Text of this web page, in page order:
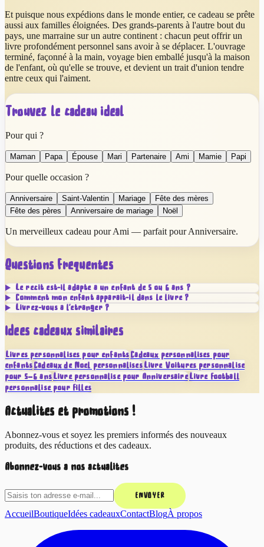
Et puisque nous expédions dans le monde entier, ce cadeau se prête
aussi aux familles éloignées. Des grands-parents à l'autre bout du
pays, une marraine sur un autre continent : chacun peut offrir un
livre profondément personnel sans avoir à se déplacer. L'ouvrage
terminé, façonné à la main, voyage bien emballé jusqu'à la maison
de l'enfant, où qu'elle se trouve, et devient un trait d'union tendre
entre ceux qui l'aiment.
Trouvez le cadeau idéal
Pour qui ?
Maman Papa Épouse Mari Partenaire Ami Mamie Papi
Pour quelle occasion ?
Anniversaire Saint-Valentin Mariage
Fête des mères
Fête des pères
Anniversaire de mariage Noël
Un merveilleux cadeau pour Ami — parfait pour Anniversaire.
Questions fréquentes
Le récit est-il adapté à un enfant de 5 ou 6 ans ?
Comment mon enfant apparaît-il dans le livre ?
Livrez-vous à l'étranger ?
Idées cadeaux similaires
Livres personnalisés pour enfantsCadeaux personnalisés pour
enfantsCadeaux de Noël personnalisésLivre Voitures personnalisé
pour 5–6 ansLivre personnalisé pour AnniversaireLivre Football
personnalisé pour Filles
Actualités et promotions !
Abonnez-vous et soyez les premiers informés des nouveaux
produits, des réductions et des cadeaux.
Abonnez-vous à nos actualités
ENVOYER
AccueilBoutiqueIdées cadeauxContactBlogÀ propos